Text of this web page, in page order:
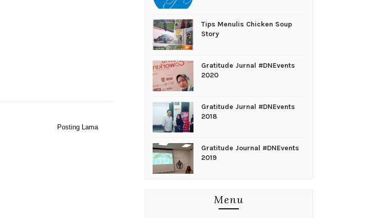
Posting Lama
Tips Menulis Chicken Soup
Story
Gratitude Jurnal #DNEvents
2020
Gratitude Jurnal #DNEvents
2018
Gratitude Journal #DNEvents
2019
Menu